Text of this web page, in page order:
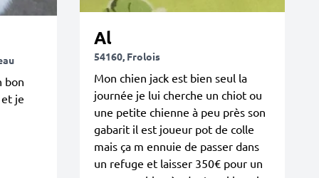
bon
je
Al
54160, Frolois
Mon chien jack est bien seul la
journée je lui cherche un chiot ou
une petite chienne à peu près son
gabarit il est joueur pot de colle
mais ça m ennuie de passer dans
un refuge et laisser 350€ pour un